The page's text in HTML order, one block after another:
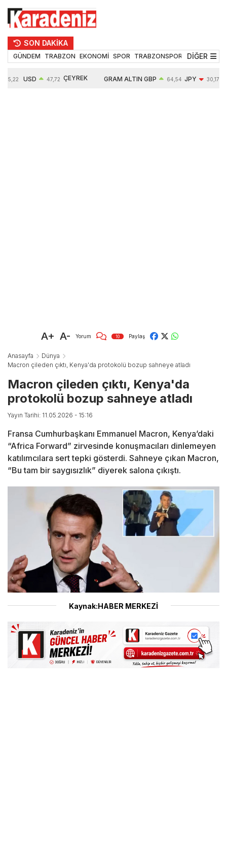
SON DAKİKA
GÜNDEM TRABZON EKONOMİ SPOR TRABZONSPOR TEKNOLOJİ
DİĞER
55,22 USD 47,72 ÇEYREK GRAM ALTIN GBP 64,54 JPY 30,17
A+ A- Yorum 10 Paylaş
Anasayfa
Dünya
Macron çileden çıktı, Kenya'da protokolü bozup sahneye atladı
Macron çileden çıktı, Kenya'da
protokolü bozup sahneye atladı
Yayın Tarihi: 11.05.2026 - 15:16
Fransa Cumhurbaşkanı Emmanuel Macron, Kenya’daki
“Africa Forward” zirvesinde konuşmacıları dinlemeyen
katılımcılara sert tepki gösterdi. Sahneye çıkan Macron,
“Bu tam bir saygısızlık” diyerek salona çıkıştı.
Kaynak:HABER MERKEZİ